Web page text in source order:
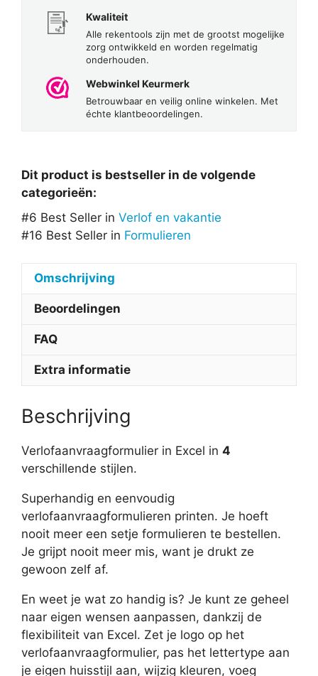
Kwaliteit
Alle rekentools zijn met de grootst mogelijke
zorg ontwikkeld en worden regelmatig
onderhouden.
Webwinkel Keurmerk
Betrouwbaar en veilig online winkelen. Met
échte klantbeoordelingen.
Dit product is bestseller in de volgende
categorieën:
#6 Best Seller in Verlof en vakantie
#16 Best Seller in Formulieren
Omschrijving
Beoordelingen
FAQ
Extra informatie
Beschrijving
Verlofaanvraagformulier in Excel in 4
verschillende stijlen.
Superhandig en eenvoudig
verlofaanvraagformulieren printen. Je hoeft
nooit meer een setje formulieren te bestellen.
Je grijpt nooit meer mis, want je drukt ze
gewoon zelf af.
En weet je wat zo handig is? Je kunt ze geheel
naar eigen wensen aanpassen, dankzij de
flexibiliteit van Excel. Zet je logo op het
verlofaanvraagformulier, pas het lettertype aan
je eigen huisstijl aan, wijzig kleuren, voeg